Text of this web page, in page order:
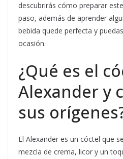
descubrirás cómo preparar
paso, además de aprender
bebida quede perfecta y
ocasión.
¿Qué es el
Alexander y
sus
El Alexander es un cóctel que
mezcla de crema, licor y un